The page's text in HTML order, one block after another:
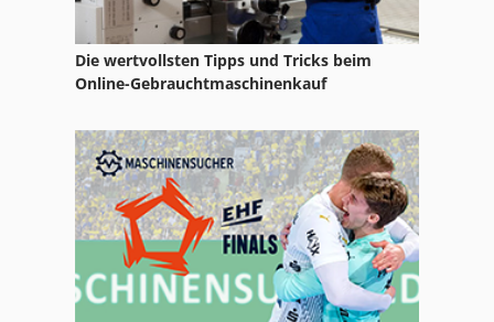
Die wertvollsten Tipps und Tricks beim
Online-Gebrauchtmaschinenkauf